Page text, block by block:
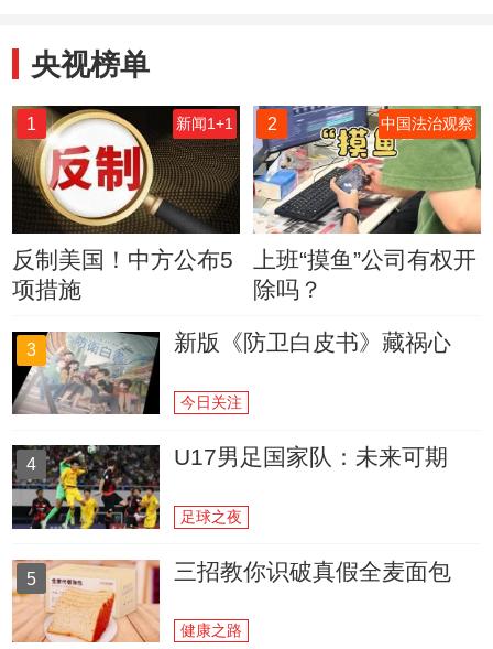
央视榜单
1 新闻1+1
反制美国！中方公布5
项措施
2 中国法治观察
上班“摸鱼”公司有权开
除吗？
3 新版《防卫白皮书》藏祸心
今日关注
4 U17男足国家队：未来可期
足球之夜
5 三招教你识破真假全麦面包
健康之路